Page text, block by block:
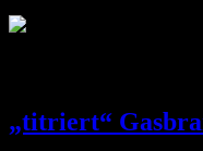
„titriert“